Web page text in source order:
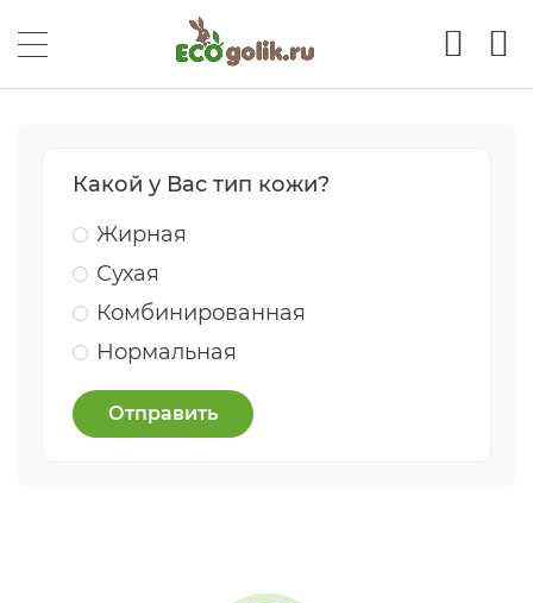
Какой у Вас тип кожи?
Жирная
Сухая
Комбинированная
Нормальная
Отправить